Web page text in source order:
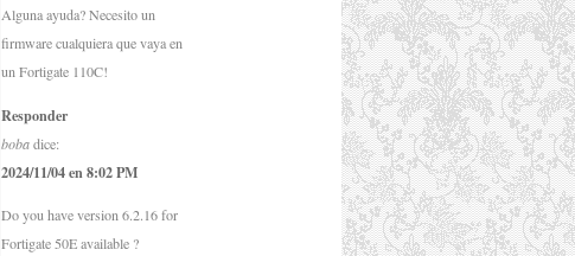
Alguna ayuda? Necesito un
firmware cualquiera que vaya en
un Fortigate 110C!
Responder
bobadice:
2024/11/04 en 8:02 PM
Do you have version 6.2.16for
Fortigate 50E available ?